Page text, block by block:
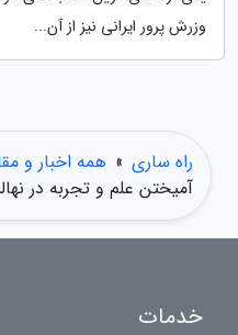
وزرش پرور ایرانی نیز از آن...
راه ساری » همه اخبار و
آمیختن علم و تجربه در
خدمات